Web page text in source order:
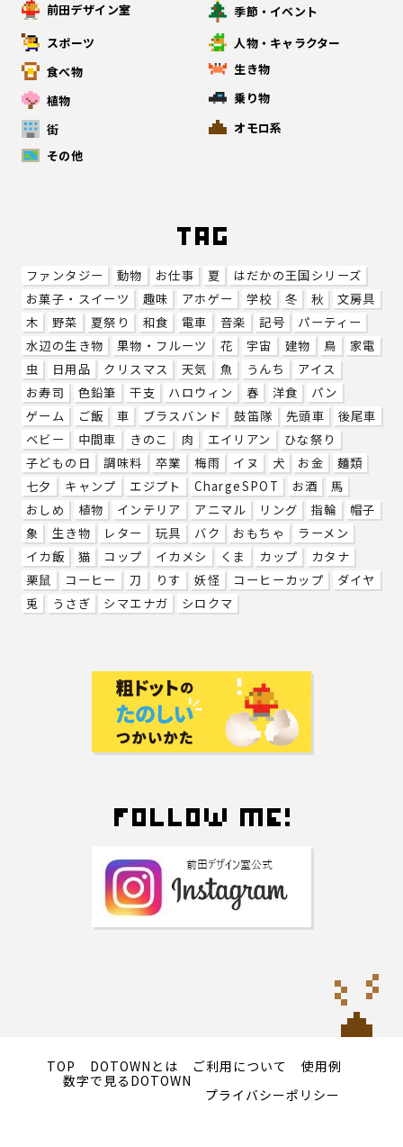
前田デザイン室
季節・イベント
スポーツ
人物・キャラクター
食べ物
生き物
植物
乗り物
街
オモロ系
その他
ファンタジー 動物 お仕事 夏
はだかの王国シリーズ
お菓子・スイーツ
趣味 アホゲー 学校 冬 秋
文房具
木
野菜 夏祭り 和食 電車 音楽 記号
パーティー
水辺の生き物
果物・フルーツ 花 宇宙 建物 鳥
家電
虫
日用品 クリスマス 天気 魚 うんち
アイス
お寿司
色鉛筆 干支 ハロウィン 春 洋食
パン
ゲーム
ご飯 車 ブラスバンド 鼓笛隊 先頭車
後尾車
ベビー
中間車 きのこ 肉 エイリアン
ひな祭り
子どもの日
調味料 卒業 梅雨 イヌ 犬 お金
麺類
七夕
キャンプ エジプト ChargeSPOT お酒
馬
おしめ
植物 インテリア アニマル リング 指輪
帽子
象
生き物 レター 玩具 バク おもちゃ
ラーメン
イカ飯
猫 コップ イカメシ くま カップ
カタナ
栗鼠
コーヒー 刀 りす 妖怪 コーヒーカップ
ダイヤ
兎
うさぎ シマエナガ シロクマ
TOP DOTOWNとは ご利用について
使用例
数字で見るDOTOWN
プライバシーポリシー